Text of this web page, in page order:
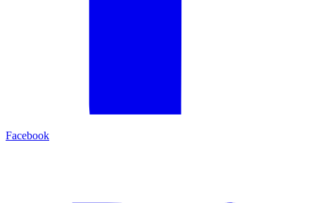
Facebook